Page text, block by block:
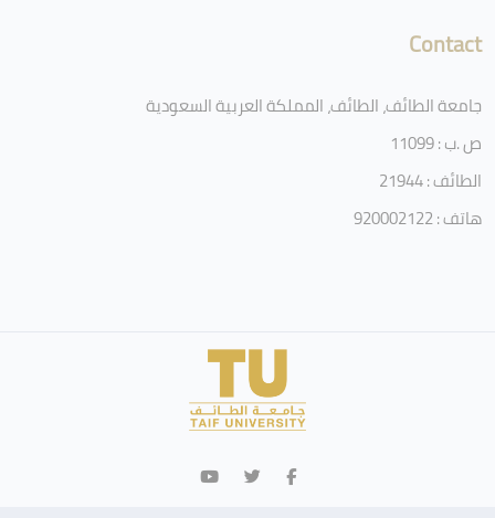
Contact
جامعة الطائف، الطائف، المملكة العربية السعودية
ص .ب : 11099
الطائف : 21944
هاتف : 920002122